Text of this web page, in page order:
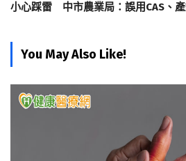
小心踩雷 中市農業局：誤用CAS、
You May Also Like!